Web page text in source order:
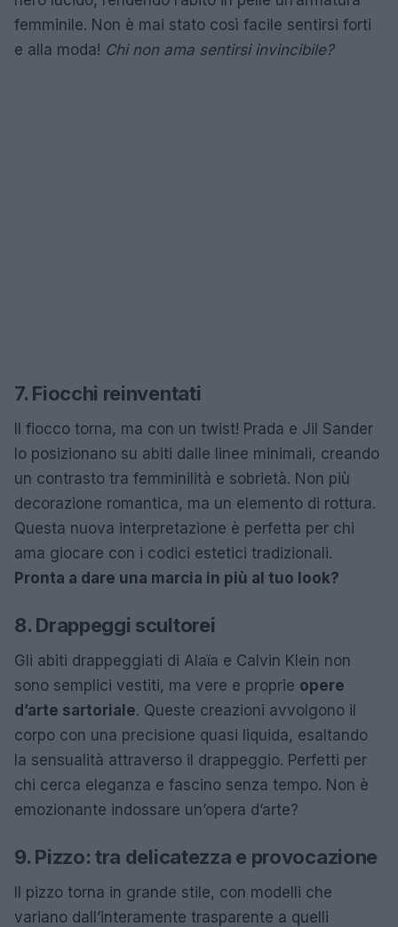
femminile. Non è mai stato così facile sentirsi forti
e alla moda! Chi non ama sentirsi invincibile?
7. Fiocchi reinventati
Il fiocco torna, ma con un twist! Prada e Jil Sander
lo posizionano su abiti dalle linee minimali, creando
un contrasto tra femminilità e sobrietà. Non più
decorazione romantica, ma un elemento di rottura.
Questa nuova interpretazione è perfetta per chi
ama giocare con i codici estetici tradizionali.
Pronta a dare una marcia in più al tuo look?
8. Drappeggi scultorei
Gli abiti drappeggiati di Alaïa e Calvin Klein non
sono semplici vestiti, ma vere e proprie opere
d’arte sartoriale. Queste creazioni avvolgono il
corpo con una precisione quasi liquida, esaltando
la sensualità attraverso il drappeggio. Perfetti per
chi cerca eleganza e fascino senza tempo. Non è
emozionante indossare un’opera d’arte?
9. Pizzo: tra delicatezza e provocazione
Il pizzo torna in grande stile, con modelli che
variano dall’interamente trasparente a quelli